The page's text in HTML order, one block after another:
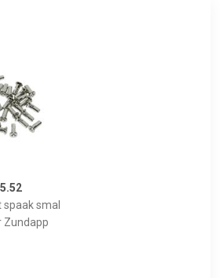
spaak smal
Zundapp